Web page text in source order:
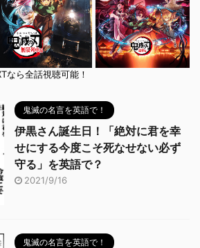
なら全話視聴可能！
鬼滅の名言を英語で！
伊黒さん誕生日！「絶対に君を幸
せにする今度こそ死なせない必ず
守る」を英語で？
2021/9/16
鬼滅の名言を英語で！